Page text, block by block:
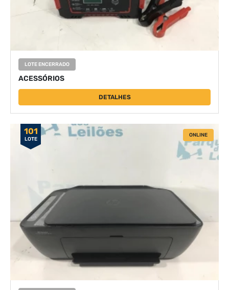
LOTE ENCERRADO
ACESSÓRIOS
DETALHES
101
LOTE
ONLINE